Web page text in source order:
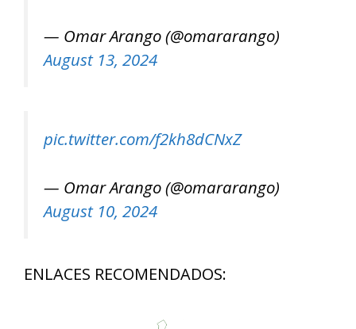
— Omar Arango (@omararango)
August 13, 2024
pic.twitter.com/f2kh8dCNxZ
— Omar Arango (@omararango)
August 10, 2024
ENLACES RECOMENDADOS: